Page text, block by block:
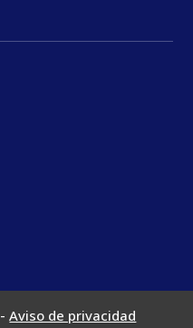
-Aviso de privacidad